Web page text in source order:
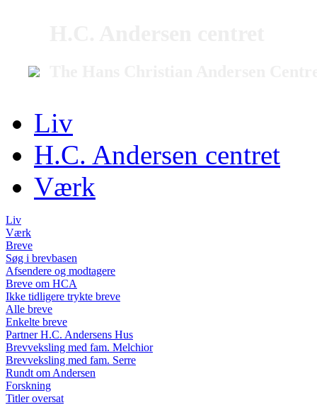
Liv
H.C. Andersen centret
Værk
Liv
Værk
Breve
Søg i brevbasen
Afsendere og modtagere
Breve om HCA
Ikke tidligere trykte breve
Alle breve
Enkelte breve
Partner H.C. Andersens Hus
Brevveksling med fam. Melchior
Brevveksling med fam. Serre
Rundt om Andersen
Forskning
Titler oversat